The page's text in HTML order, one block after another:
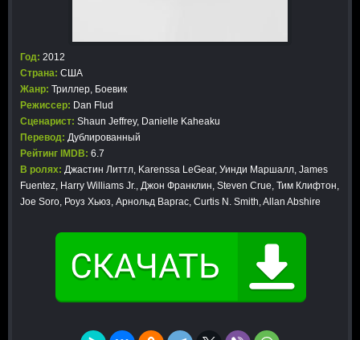
Год: 2012
Страна: США
Жанр: Триллер, Боевик
Режиссер: Dan Flud
Сценарист: Shaun Jeffrey, Danielle Kaheaku
Перевод: Дублированный
Рейтинг IMDB: 6.7
В ролях: Джастин Литтл, Karenssa LeGear, Уинди Маршалл, James
Fuentez, Harry Williams Jr., Джон Франклин, Steven Crue, Тим Клифтон,
Joe Soro, Роуз Хьюз, Арнольд Варгас, Curtis N. Smith, Allan Abshire